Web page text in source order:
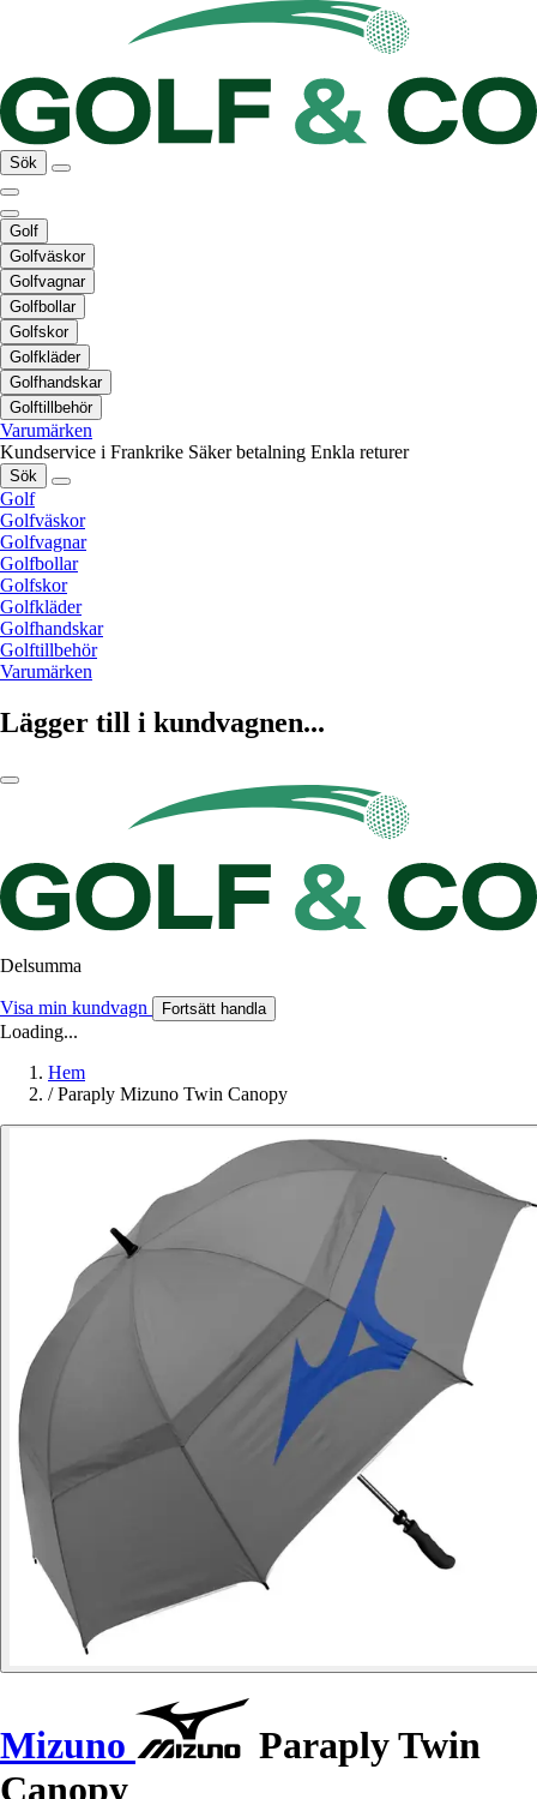
Sök
Golf
Golfväskor
Golfvagnar
Golfbollar
Golfskor
Golfkläder
Golfhandskar
Golftillbehör
Varumärken
Kundservice i Frankrike Säker betalning Enkla returer
Sök
Golf
Golfväskor
Golfvagnar
Golfbollar
Golfskor
Golfkläder
Golfhandskar
Golftillbehör
Varumärken
Lägger till i kundvagnen...
Delsumma
Visa min kundvagn Fortsätt handla
Loading...
Hem
/ Paraply Mizuno Twin Canopy
Mizuno
Paraply Twin
Canopy